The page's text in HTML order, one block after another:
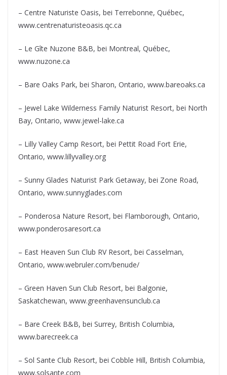
– Centre Naturiste Oasis, bei Terrebonne, Québec,
www.centrenaturisteoasis.qc.ca
– Le Gîte Nuzone B&B, bei Montreal, Québec,
www.nuzone.ca
– Bare Oaks Park, bei Sharon, Ontario, www.bareoaks.ca
– Jewel Lake Wilderness Family Naturist Resort, bei North
Bay, Ontario, www.jewel-lake.ca
– Lilly Valley Camp Resort, bei Pettit Road Fort Erie,
Ontario, www.lillyvalley.org
– Sunny Glades Naturist Park Getaway, bei Zone Road,
Ontario, www.sunnyglades.com
– Ponderosa Nature Resort, bei Flamborough, Ontario,
www.ponderosaresort.ca
– East Heaven Sun Club RV Resort, bei Casselman,
Ontario, www.webruler.com/benude/
– Green Haven Sun Club Resort, bei Balgonie,
Saskatchewan, www.greenhavensunclub.ca
– Bare Creek B&B, bei Surrey, British Columbia,
www.barecreek.ca
– Sol Sante Club Resort, bei Cobble Hill, British Columbia,
www.solsante.com